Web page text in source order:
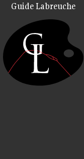
Guide Labreuche